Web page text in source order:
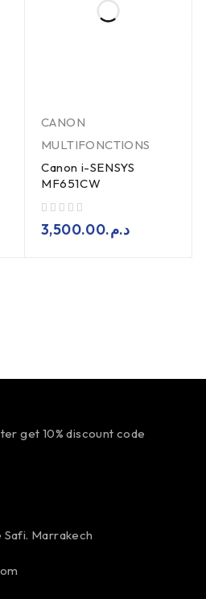
CANON
MULTIFONCTIONS
Canon i-SENSYS
MF651CW
د.م.3,500.00
get 10% discount code
Safi. Marrakech